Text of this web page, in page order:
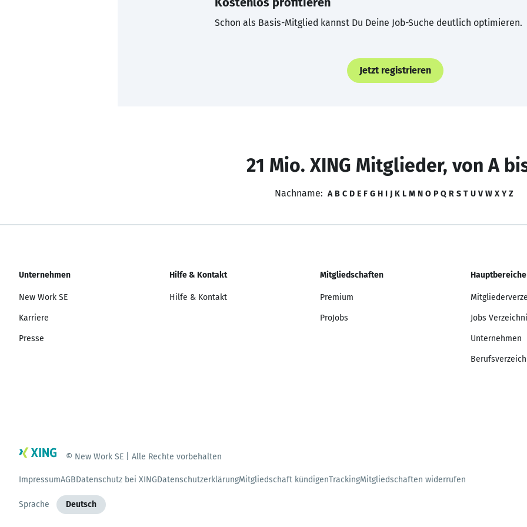
Schon als Basis-Mitglied kannst Du Deine Job-Suche deutlich optimieren.
Jetzt registrieren
21 Mio. XING Mitglieder, von A
Nachname: A B C D E F G H I J K L M N O P Q R S T U V W X Y Z
Unternehmen
New Work SE
Karriere
Presse
Hilfe & Kontakt
Hilfe & Kontakt
Mitgliedschaften
Premium
ProJobs
Hauptbereiche
Jobs
Unternehmen
© New Work SE | Alle Rechte vorbehalten
ImpressumAGBDatenschutz bei XINGDatenschutzerklärungMitgliedschaft kündigenTrackingMitgliedschaften widerrufen
Sprache Deutsch